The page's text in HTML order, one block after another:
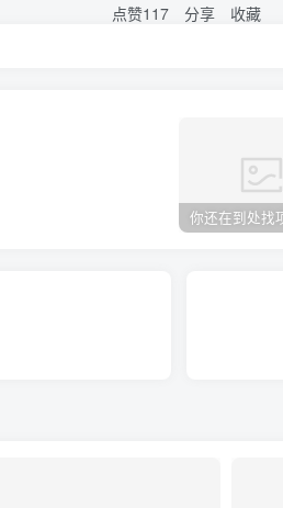
点赞117 分享 收藏